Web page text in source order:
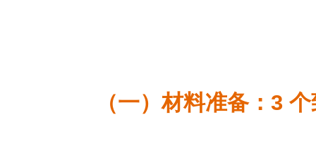
（一）材料准备：3